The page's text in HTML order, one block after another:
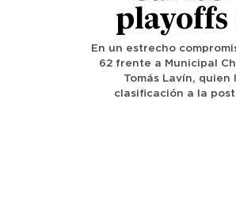
playoffs
En un estrecho
62 frente a Municipal
Tomás Lavín,
clasificación a la